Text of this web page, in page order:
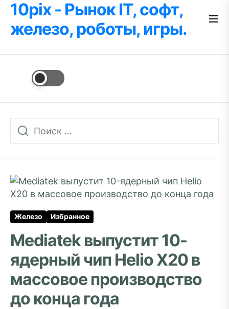
Перейти
содержимому
10pix - Рынок IT, софт,
железо, роботы, игры.
Железо Избранное
Mediatek выпустит 10-
ядерный чип Helio X20 в
массовое производство
до конца года